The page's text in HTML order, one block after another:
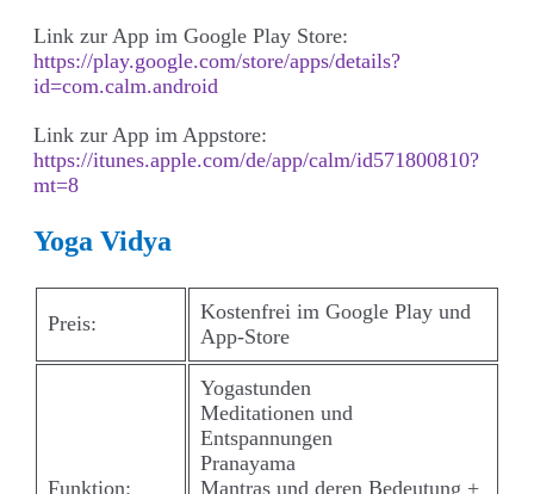
Link zur App im Google Play Store:
https://play.google.com/store/apps/details?
id=com.calm.android
Link zur App im Appstore:
https://itunes.apple.com/de/app/calm/id571800810?
mt=8
Yoga Vidya
Preis:
Kostenfrei im Google Play und
App-Store
Funktion:
Yogastunden
Meditationen und
Entspannungen
Pranayama
Mantras und deren Bedeutung +